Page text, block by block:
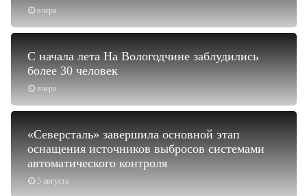
вчера
вчера
С начала лета На Вологодчине заблудились
более 30 человек
5 августа
«Северсталь» завершила основной этап
оснащения источников выбросов системами
автоматического контроля